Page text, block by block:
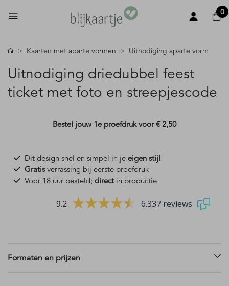
0
Kaarten met aparte vormen Uitnodiging aparte vorm
Uitnodiging driedubbel feest
ticket met foto en streepjescode
Bestel jouw 1e proefdruk voor€ 2,50
Dit design snel en simpel in je eigen stijl
Gratisverrassing bij eerste proefdruk
Voor 18 uur besteld; directin productie
9.2 6.337 reviews
Formaten en prijzen